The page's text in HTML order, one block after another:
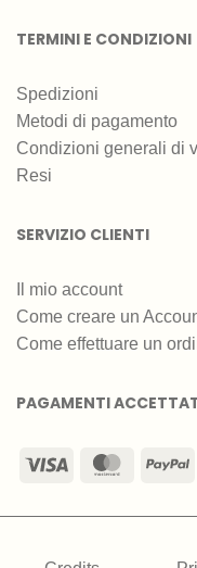
TERMINI E CONDIZIONI
Spedizioni
Metodi di pagamento
Condizioni generali di
Resi
SERVIZIO CLIENTI
Il mio account
Come creare un
Come effettuare un
PAGAMENTI
Visa